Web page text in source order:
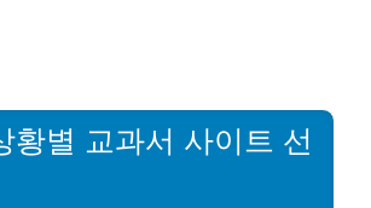
황별 교과서 사이트 선